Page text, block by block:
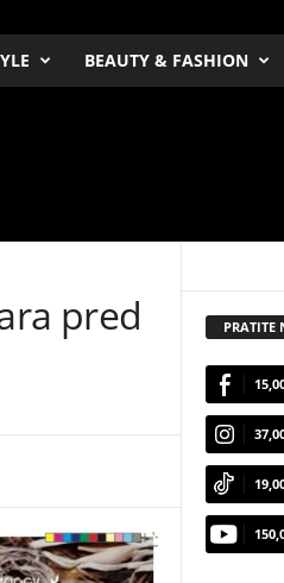
BEAUTY & FASHION
pred
PRATITE